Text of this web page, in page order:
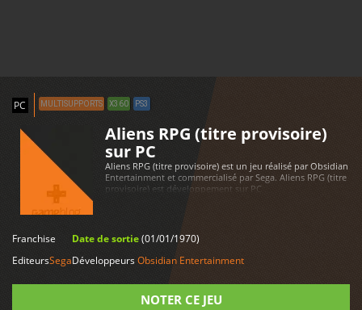
PC MULTISUPPORTS X360 PS3
Aliens RPG (titre provisoire)
sur PC
Aliens RPG (titre provisoire) est un jeu réalisé par Obsidian
Entertainment et commercialisé par Sega. Aliens RPG (titre
provisoire) est développement sur PC
Franchise
EditeursSega
Date de sortie(01/01/1970)
DéveloppeursObsidian Entertainment
NOTER CE JEU